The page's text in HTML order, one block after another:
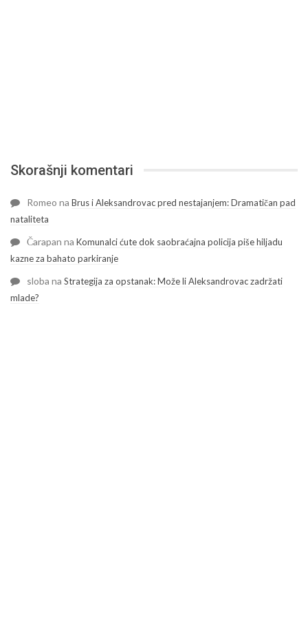
Skorašnji komentari
Romeo na Brus i Aleksandrovac pred nestajanjem: Dramatičan pad
nataliteta
Čarapan na Komunalci ćute dok saobraćajna policija piše hiljadu
kazne za bahato parkiranje
sloba na Strategija za opstanak: Može li Aleksandrovac zadržati
mlade?